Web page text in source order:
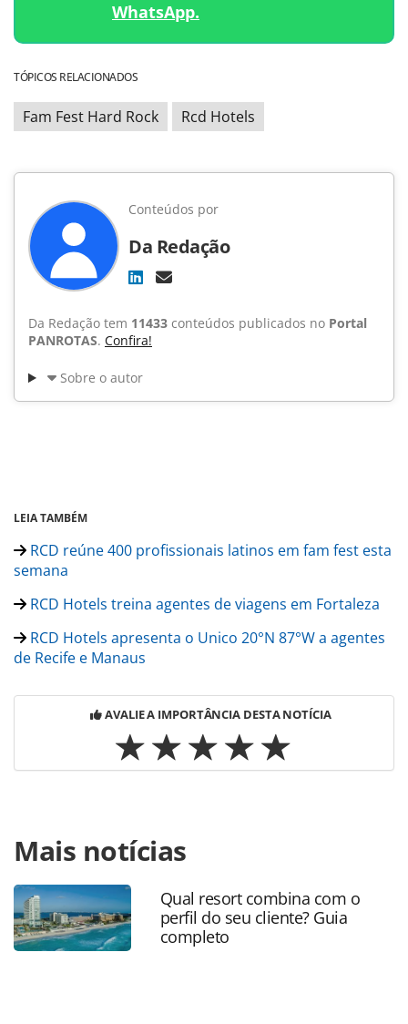
WhatsApp.
TÓPICOS RELACIONADOS
Fam Fest Hard Rock Rcd Hotels
Conteúdos por
Da Redação
Da Redação tem 11433 conteúdos publicados no Portal
PANROTAS. Confira!
Sobre o autor
LEIA TAMBÉM
RCD reúne 400 profissionais latinos em fam fest esta
semana
RCD Hotels treina agentes de viagens em Fortaleza
RCD Hotels apresenta o Unico 20°N 87°W a agentes
de Recife e Manaus
AVALIE A IMPORTÂNCIA DESTA NOTÍCIA
https://www.panrotas.com.br/gente/eventos/2018/09/rcd-
hotels-inicia-fam-fest-em-puerto-vallarta-veja-
fotos_158535.html ou as ferramentas oferecidas na página.
Todo o conteúdo produzido pela PANROTAS Editora é
protegido pela legislação brasileira sobre direito autoral.
Não reproduza o conteúdo sem autorização da PANROTAS
Mais notícias
Qual resort combina com o
perfil do seu cliente? Guia
completo